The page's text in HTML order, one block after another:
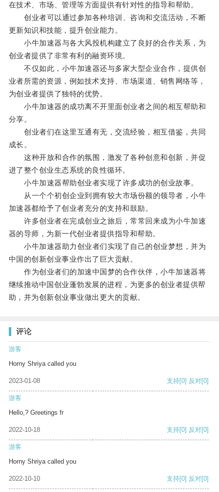
在技术、市场、管理等方面提供有针对性的指导和帮助。
创业者可以通过参加各种培训、咨询和交流活动，不断
更新知识和技能，提升创业能力。
小牛加速器与各大风投机构建立了良好的合作关系，为
创业者提供了非常有利的融资环境。
不仅如此，小牛加速器还与多家大型企业合作，提供创
业者所需的资源，例如技术支持、市场渠道、销售网络等，
为创业者提供了独特的优势。
小牛加速器的成功离不开里面创业者之间的相互帮助和
分享。
创业者们在这里互通有无，交流经验，相互借鉴，共同
成长。
这种开放和合作的氛围，激发了各种创意和创新，并促
进了整个创业生态系统的良性循环。
小牛加速器帮助创业者实现了许多成功的创业故事。
从一个个初创企业到拥有较大市场份额的领导者，小牛
加速器都给予了创业者充分的支持和鼓励。
许多创业者在完成创业之旅后，常常回来成为小牛加速
器的导师，为新一代创业者提供指导和帮助。
小牛加速器助力创业者们实现了自己的创业梦想，并为
中国的创新创业事业作出了巨大贡献。
作为创业者们的加速中国梦的合作伙伴，小牛加速器将
继续推动中国创业蓬勃发展的进程，为更多的创业者提供帮
助，并为创新创业事业做出更大的贡献。
评论
游客
Horny Shriya called you
2023-01-08 支持[0] 反对[0]
游客
Hello,? Greetings fr
2022-10-18 支持[0] 反对[0]
游客
Horny Shriya called you
2022-10-10 支持[0] 反对[0]